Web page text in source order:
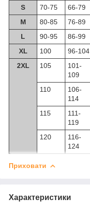
S 70-75 66-79
M
80-85 76-89
L
90-95 86-99
XL
100 96-104
2XL
105
101-
109
110
106-
114
115
111-
119
120
116-
124
Приховати
Характеристики